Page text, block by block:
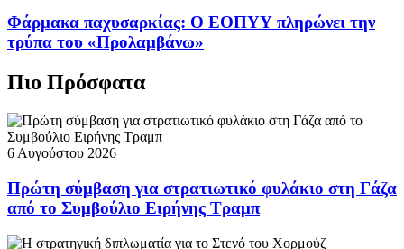
Φάρμακα παχυσαρκίας: Ο ΕΟΠΥΥ πληρώνει την
τρύπα του «Προλαμβάνω»
Πιο Πρόσφατα
6 Αυγούστου 2026
Πρώτη σύμβαση για στρατιωτικό φυλάκιο στη Γάζα
από το Συμβούλιο Ειρήνης Τραμπ